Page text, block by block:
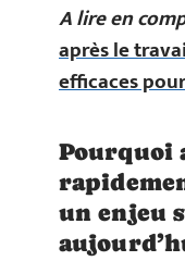
A lire en
après le
efficaces
Pourquoi
un enjeu